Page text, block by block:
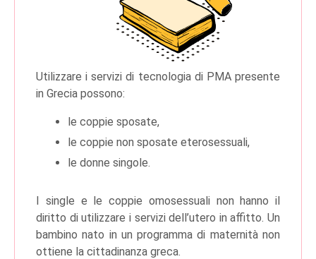
Utilizzare i servizi di tecnologia di PMA presente
in Grecia possono:
le coppie sposate,
le coppie non sposate eterosessuali,
le donne singole.
I single e le coppie omosessuali non hanno il
diritto di utilizzare i servizi dell’utero in affitto. Un
bambino nato in un programma di maternità non
ottiene la cittadinanza greca.